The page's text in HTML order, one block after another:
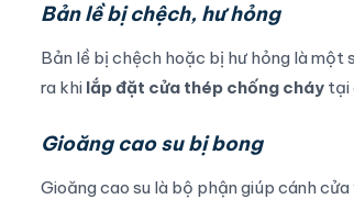
Bản lề bị chệch, hư hỏng
Bản lề bị chệch hoặc bị hư hỏng là
ra khi lắp đặt cửa thép chống cháy tại
Gioăng cao su bị bong
Gioăng cao su là bộ phận giúp cánh